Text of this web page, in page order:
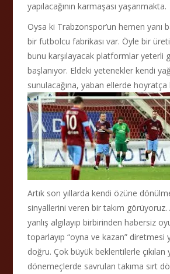
yapılacağının karmaşası yaşanmakta.
Oysa ki Trabzonspor’un hemen yanı
bir futbolcu fabrikası var. Öyle bir
bunu karşılayacak platformlar yeterli
başlanıyor. Eldeki yetenekler kendi
sunulacağına, yaban ellerde hoyratça
Artık son yıllarda kendi özüne
sinyallerini veren bir takım görüyoruz.
yanlış algılayıp birbirinden habersiz
toparlayıp “oyna ve kazan” diretmesi
doğru. Çok büyük beklentilerle çıkılan
dönemeçlerde savrulan takıma sırt